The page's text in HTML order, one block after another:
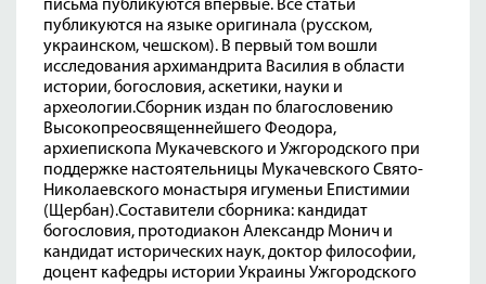
письма публикуются впервые. Все статьи
публикуются на языке оригинала (русском,
украинском, чешском). В первый том вошли
исследования архимандрита Василия в области
истории, богословия, аскетики, науки и
археологии.Сборник издан по благословению
Высокопреосвященнейшего Феодора,
архиепископа Мукачевского и Ужгородского при
поддержке настоятельницы Мукачевского Свято-
Николаевского монастыря игуменьи Епистимии
(Щербан).Составители сборника: кандидат
богословия, протодиакон Александр Монич и
кандидат исторических наук, доктор философии,
доцент кафедры истории Украины Ужгородского